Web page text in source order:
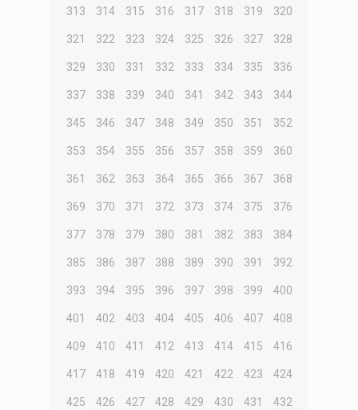
313 314 315 316 317 318 319 320
321 322 323 324 325 326 327 328
329 330 331 332 333 334 335 336
337 338 339 340 341 342 343 344
345 346 347 348 349 350 351 352
353 354 355 356 357 358 359 360
361 362 363 364 365 366 367 368
369 370 371 372 373 374 375 376
377 378 379 380 381 382 383 384
385 386 387 388 389 390 391 392
393 394 395 396 397 398 399 400
401 402 403 404 405 406 407 408
409 410 411 412 413 414 415 416
417 418 419 420 421 422 423 424
425 426 427 428 429 430 431 432